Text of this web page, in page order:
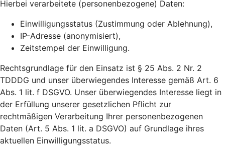
Hierbei verarbeitete (personenbezogene) Daten:
Einwilligungsstatus (Zustimmung oder Ablehnung),
IP-Adresse (anonymisiert),
Zeitstempel der Einwilligung.
Rechtsgrundlage für den Einsatz ist § 25 Abs. 2 Nr. 2
TDDDG und unser überwiegendes Interesse gemäß Art. 6
Abs. 1 lit. f DSGVO. Unser überwiegendes Interesse liegt in
der Erfüllung unserer gesetzlichen Pflicht zur
rechtmäßigen Verarbeitung Ihrer personenbezogenen
Daten (Art. 5 Abs. 1 lit. a DSGVO) auf Grundlage ihres
aktuellen Einwilligungsstatus.